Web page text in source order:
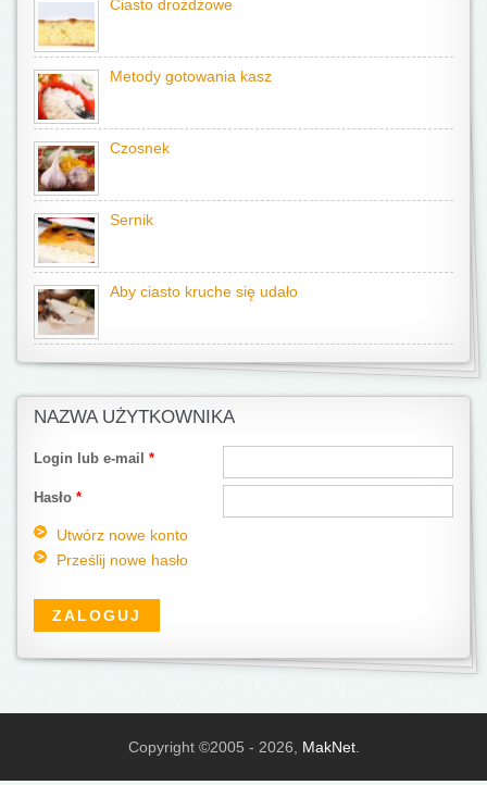
Ciasto drożdżowe
Metody gotowania kasz
Czosnek
Sernik
Aby ciasto kruche się udało
NAZWA UŻYTKOWNIKA
Login lub e-mail *
Hasło *
Utwórz nowe konto
Prześlij nowe hasło
Copyright ©2005 - 2026, MakNet.